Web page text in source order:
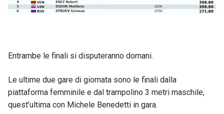
Entrambe le finali si disputeranno domani.
Le ultime due gare di giornata sono le finali dalla
piattaforma femminile e dal trampolino 3 metri maschile,
quest’ultima con Michele Benedetti in gara.